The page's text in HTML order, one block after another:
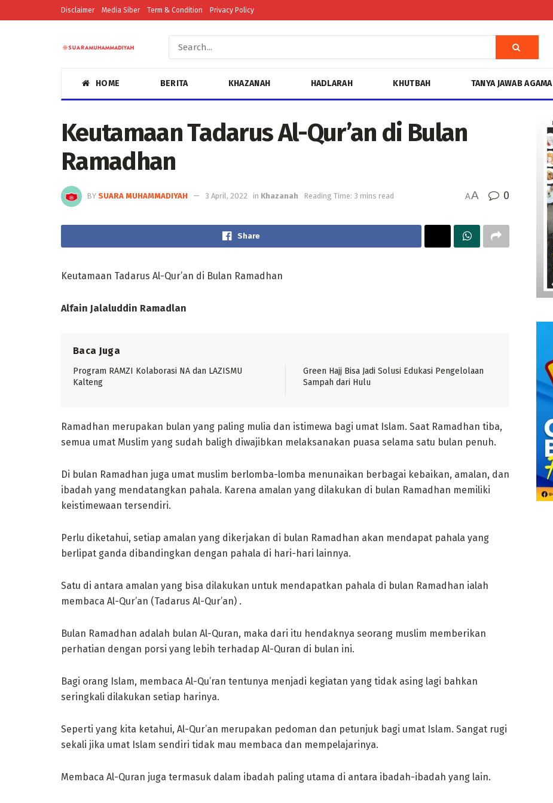
Disclaimer Media Siber Term & Condition Privacy Policy
HOME BERITA KHAZANAH HADLARAH KHUTBAH TANYA JAWAB AGAMA
Keutamaan Tadarus Al-Qur’an di Bulan
Ramadhan
BY SUARA MUHAMMADIYAH 3 April, 2022 in Khazanah Reading Time: 3 mins read AA 0
Share
Keutamaan Tadarus Al-Qur’an di Bulan Ramadhan
Alfain Jalaluddin Ramadlan
Baca Juga
Program RAMZI Kolaborasi NA dan LAZISMU
Kalteng
Green Hajj Bisa Jadi Solusi Edukasi Pengelolaan
Sampah dari Hulu
Ramadhan merupakan bulan yang paling mulia dan istimewa bagi umat Islam. Saat Ramadhan tiba,
semua umat Muslim yang sudah baligh diwajibkan melaksanakan puasa selama satu bulan penuh.
Di bulan Ramadhan juga umat muslim berlomba-lomba menunaikan berbagai kebaikan, amalan, dan
ibadah yang mendatangkan pahala. Karena amalan yang dilakukan di bulan Ramadhan memiliki
keistimewaan tersendiri.
Perlu diketahui, setiap amalan yang dikerjakan di bulan Ramadhan akan mendapat pahala yang
berlipat ganda dibandingkan dengan pahala di hari-hari lainnya.
Satu di antara amalan yang bisa dilakukan untuk mendapatkan pahala di bulan Ramadhan ialah
membaca Al-Qur’an (Tadarus Al-Qur’an) .
Bulan Ramadhan adalah bulan Al-Quran, maka dari itu hendaknya seorang muslim memberikan
perhatian dengan porsi yang lebih terhadap Al-Quran di bulan ini.
Bagi orang Islam, membaca Al-Qu’ran tentunya menjadi kegiatan yang tidak asing lagi bahkan
seringkali dilakukan setiap harinya.
Seperti yang kita ketahui, Al-Qur’an merupakan pedoman dan petunjuk bagi umat Islam. Sangat rugi
sekali jika umat Islam sendiri tidak mau membaca dan mempelajarinya.
Membaca Al-Quran juga termasuk dalam ibadah paling utama di antara ibadah-ibadah yang lain.